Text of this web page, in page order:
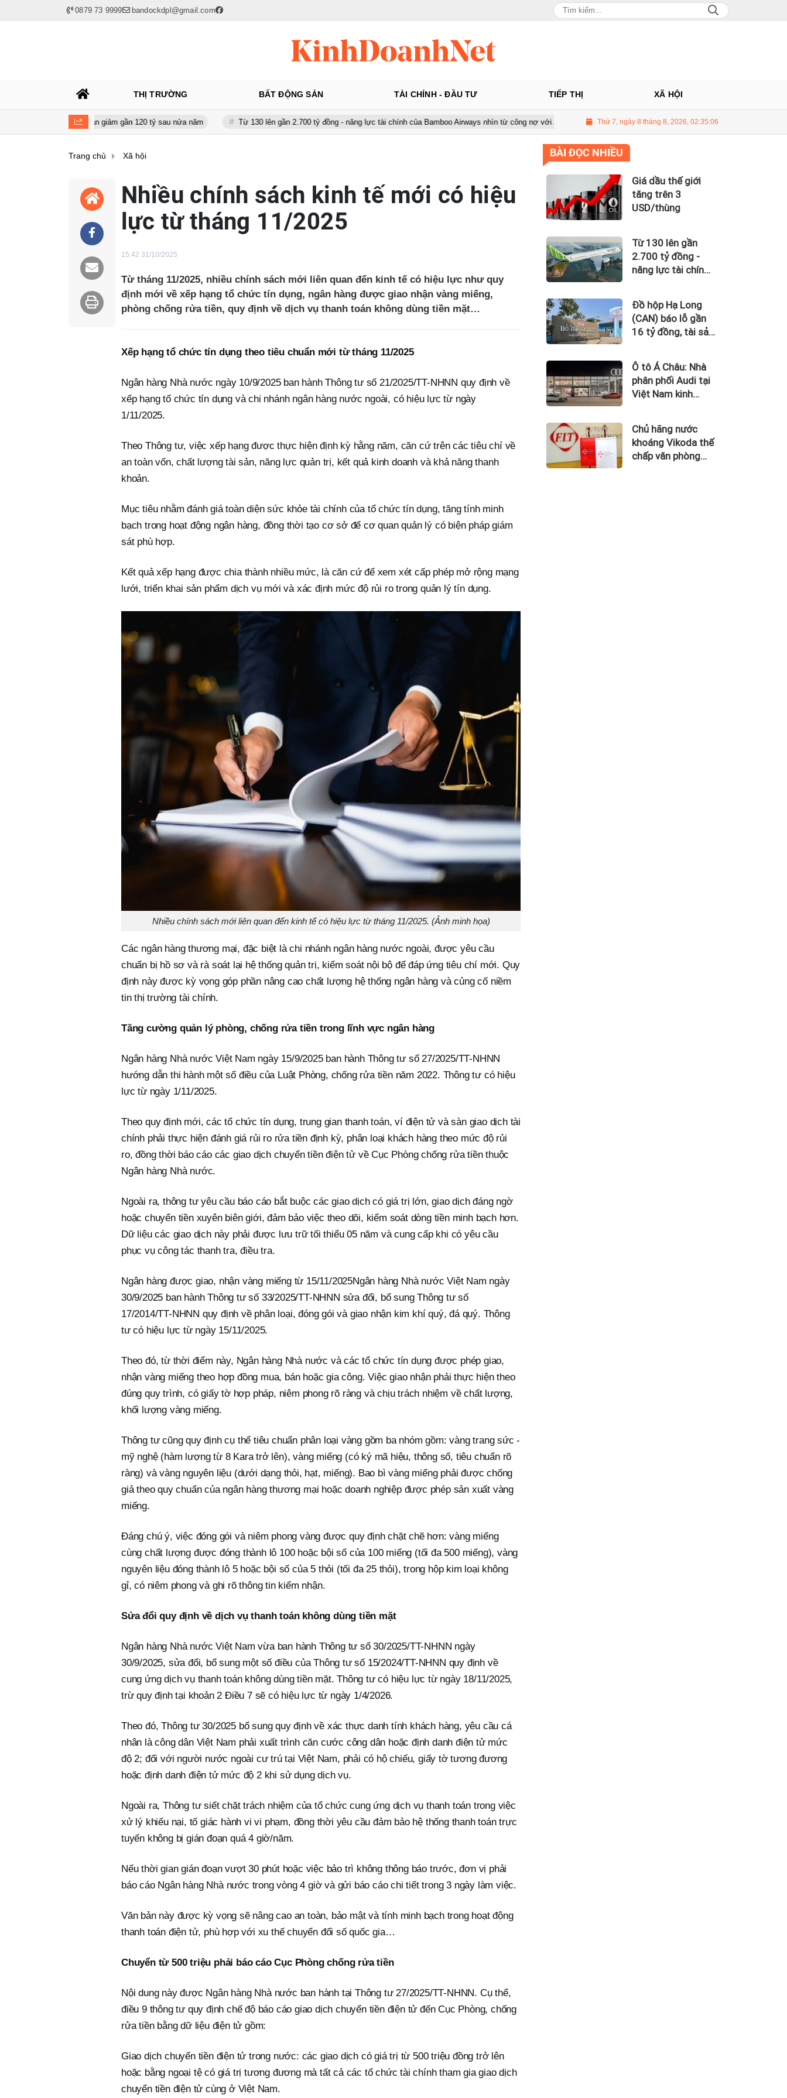
0879 73 9999 bandockdpl@gmail.com
THỊ TRƯỜNG BẤT ĐỘNG SẢN TÀI CHÍNH - ĐẦU TƯ TIẾP THỊ XÃ HỘI
đồng, tài sản giảm gần 120 tỷ sau nửa năm Từ 130 lên gần 2.700 tỷ đồng - năng lực tài chính của Bamboo Airways nhìn từ công nợ với ACV Ô tô Á Châu: Nhà phân phối Audi tại Việt Nam kinh doanh thua lỗ
Thứ 7, ngày 8 tháng 8, 2026, 02:35:07
Trang chủ Xã hội
Nhiều chính sách kinh tế mới có hiệu
lực từ tháng 11/2025
15:42 31/10/2025
Từ tháng 11/2025, nhiều chính sách mới liên quan đến kinh tế có hiệu lực như quy
định mới về xếp hạng tổ chức tín dụng, ngân hàng được giao nhận vàng miếng,
phòng chống rửa tiền, quy định về dịch vụ thanh toán không dùng tiền mặt…
Xếp hạng tổ chức tín dụng theo tiêu chuẩn mới từ tháng 11/2025
Ngân hàng Nhà nước ngày 10/9/2025 ban hành Thông tư số 21/2025/TT-NHNN quy định về
xếp hạng tổ chức tín dụng và chi nhánh ngân hàng nước ngoài, có hiệu lực từ ngày
1/11/2025.
Theo Thông tư, việc xếp hạng được thực hiện định kỳ hằng năm, căn cứ trên các tiêu chí về
an toàn vốn, chất lượng tài sản, năng lực quản trị, kết quả kinh doanh và khả năng thanh
khoản.
Mục tiêu nhằm đánh giá toàn diện sức khỏe tài chính của tổ chức tín dụng, tăng tính minh
bạch trong hoạt động ngân hàng, đồng thời tạo cơ sở để cơ quan quản lý có biện pháp giám
sát phù hợp.
Kết quả xếp hạng được chia thành nhiều mức, là căn cứ để xem xét cấp phép mở rộng mạng
lưới, triển khai sản phẩm dịch vụ mới và xác định mức độ rủi ro trong quản lý tín dụng.
Nhiều chính sách mới liên quan đến kinh tế có hiệu lực từ tháng 11/2025. (Ảnh minh họa)
Các ngân hàng thương mại, đặc biệt là chi nhánh ngân hàng nước ngoài, được yêu cầu
chuẩn bị hồ sơ và rà soát lại hệ thống quản trị, kiểm soát nội bộ để đáp ứng tiêu chí mới. Quy
định này được kỳ vọng góp phần nâng cao chất lượng hệ thống ngân hàng và củng cố niềm
tin thị trường tài chính.
Tăng cường quản lý phòng, chống rửa tiền trong lĩnh vực ngân hàng
Ngân hàng Nhà nước Việt Nam ngày 15/9/2025 ban hành Thông tư số 27/2025/TT-NHNN
hướng dẫn thi hành một số điều của Luật Phòng, chống rửa tiền năm 2022. Thông tư có hiệu
lực từ ngày 1/11/2025.
Theo quy định mới, các tổ chức tín dụng, trung gian thanh toán, ví điện tử và sàn giao dịch tài
chính phải thực hiện đánh giá rủi ro rửa tiền định kỳ, phân loại khách hàng theo mức độ rủi
ro, đồng thời báo cáo các giao dịch chuyển tiền điện tử về Cục Phòng chống rửa tiền thuộc
Ngân hàng Nhà nước.
Ngoài ra, thông tư yêu cầu báo cáo bắt buộc các giao dịch có giá trị lớn, giao dịch đáng ngờ
hoặc chuyển tiền xuyên biên giới, đảm bảo việc theo dõi, kiểm soát dòng tiền minh bạch hơn.
Dữ liệu các giao dịch này phải được lưu trữ tối thiểu 05 năm và cung cấp khi có yêu cầu
phục vụ công tác thanh tra, điều tra.
Ngân hàng được giao, nhận vàng miếng từ 15/11/2025Ngân hàng Nhà nước Việt Nam ngày
30/9/2025 ban hành Thông tư số 33/2025/TT-NHNN sửa đổi, bổ sung Thông tư số
17/2014/TT-NHNN quy định về phân loại, đóng gói và giao nhận kim khí quý, đá quý. Thông
tư có hiệu lực từ ngày 15/11/2025.
Theo đó, từ thời điểm này, Ngân hàng Nhà nước và các tổ chức tín dụng được phép giao,
nhận vàng miếng theo hợp đồng mua, bán hoặc gia công. Việc giao nhận phải thực hiện theo
đúng quy trình, có giấy tờ hợp pháp, niêm phong rõ ràng và chịu trách nhiệm về chất lượng,
khối lượng vàng miếng.
Thông tư cũng quy định cụ thể tiêu chuẩn phân loại vàng gồm ba nhóm gồm: vàng trang sức -
mỹ nghệ (hàm lượng từ 8 Kara trở lên), vàng miếng (có ký mã hiệu, thông số, tiêu chuẩn rõ
ràng) và vàng nguyên liệu (dưới dạng thỏi, hạt, miếng). Bao bì vàng miếng phải được chống
giả theo quy chuẩn của ngân hàng thương mại hoặc doanh nghiệp được phép sản xuất vàng
miếng.
Đáng chú ý, việc đóng gói và niêm phong vàng được quy định chặt chẽ hơn: vàng miếng
cùng chất lượng được đóng thành lô 100 hoặc bội số của 100 miếng (tối đa 500 miếng), vàng
nguyên liệu đóng thành lô 5 hoặc bội số của 5 thỏi (tối đa 25 thỏi), trong hộp kim loại không
gỉ, có niêm phong và ghi rõ thông tin kiểm nhận.
Sửa đổi quy định về dịch vụ thanh toán không dùng tiền mặt
Ngân hàng Nhà nước Việt Nam vừa ban hành Thông tư số 30/2025/TT-NHNN ngày
30/9/2025, sửa đổi, bổ sung một số điều của Thông tư số 15/2024/TT-NHNN quy định về
cung ứng dịch vụ thanh toán không dùng tiền mặt. Thông tư có hiệu lực từ ngày 18/11/2025,
trừ quy định tại khoản 2 Điều 7 sẽ có hiệu lực từ ngày 1/4/2026.
Theo đó, Thông tư 30/2025 bổ sung quy định về xác thực danh tính khách hàng, yêu cầu cá
nhân là công dân Việt Nam phải xuất trình căn cước công dân hoặc định danh điện tử mức
độ 2; đối với người nước ngoài cư trú tại Việt Nam, phải có hộ chiếu, giấy tờ tương đương
hoặc định danh điện tử mức độ 2 khi sử dụng dịch vụ.
Ngoài ra, Thông tư siết chặt trách nhiệm của tổ chức cung ứng dịch vụ thanh toán trong việc
xử lý khiếu nại, tố giác hành vi vi phạm, đồng thời yêu cầu đảm bảo hệ thống thanh toán trực
tuyến không bị gián đoạn quá 4 giờ/năm.
Nếu thời gian gián đoạn vượt 30 phút hoặc việc bảo trì không thông báo trước, đơn vị phải
báo cáo Ngân hàng Nhà nước trong vòng 4 giờ và gửi báo cáo chi tiết trong 3 ngày làm việc.
Văn bản này được kỳ vọng sẽ nâng cao an toàn, bảo mật và tính minh bạch trong hoạt động
thanh toán điện tử, phù hợp với xu thế chuyển đổi số quốc gia…
Chuyển từ 500 triệu phải báo cáo Cục Phòng chống rửa tiền
Nội dung này được Ngân hàng Nhà nước ban hành tại Thông tư 27/2025/TT-NHNN. Cụ thể,
điều 9 thông tư quy định chế độ báo cáo giao dịch chuyển tiền điện tử đến Cục Phòng, chống
rửa tiền bằng dữ liệu điện tử gồm:
Giao dịch chuyển tiền điện tử trong nước: các giao dịch có giá trị từ 500 triệu đồng trở lên
hoặc bằng ngoại tệ có giá trị tương đương mà tất cả các tổ chức tài chính tham gia giao dịch
chuyển tiền điện tử cùng ở Việt Nam.
BÀI ĐỌC NHIỀU
Giá dầu thế giới
tăng trên 3
USD/thùng
Từ 130 lên gần
2.700 tỷ đồng -
năng lực tài chính
Airways nhìn từ
công nợ với ACV
Đồ hộp Hạ Long
(CAN) báo lỗ gần
16 tỷ đồng, tài sản
sau nửa năm
Ô tô Á Châu: Nhà
phân phối Audi tại
Việt Nam kinh
Chủ hãng nước
khoáng Vikoda thế
chấp văn phòng